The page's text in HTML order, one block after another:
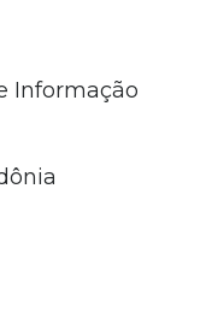
Informação